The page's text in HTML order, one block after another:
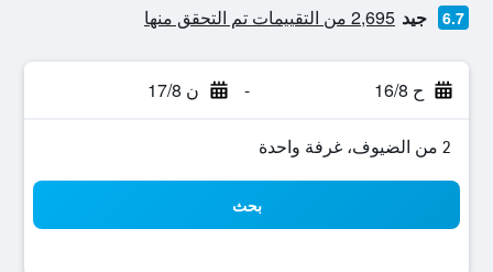
6.7 جيد 2,695 من التقييمات تم التحقق منها
ح 16/8 - ن 17/8
2 من الضيوف، غرفة واحدة
بحث